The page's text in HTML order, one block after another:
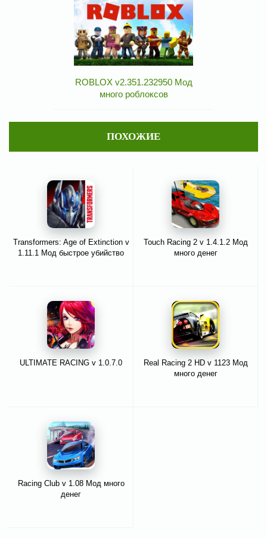
ROBLOX v2.351.232950 Мод
много роблоксов
ПОХОЖИЕ
Transformers: Age of Extinction v
1.11.1 Мод быстрое убийство
Touch Racing 2 v 1.4.1.2 Мод
много денег
ULTIMATE RACING v 1.0.7.0
Real Racing 2 HD v 1123 Мод
много денег
Racing Club v 1.08 Мод много
денег